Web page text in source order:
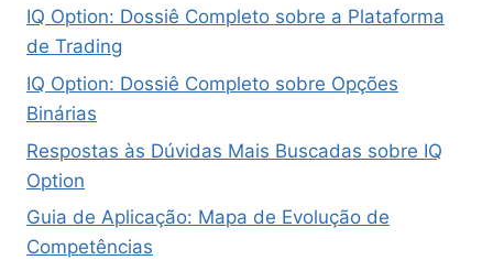
IQ Option: Dossiê Completo sobre a Plataforma
de Trading
IQ Option: Dossiê Completo sobre Opções
Binárias
Respostas às Dúvidas Mais Buscadas sobre IQ
Option
Guia de Aplicação: Mapa de Evolução de
Competências